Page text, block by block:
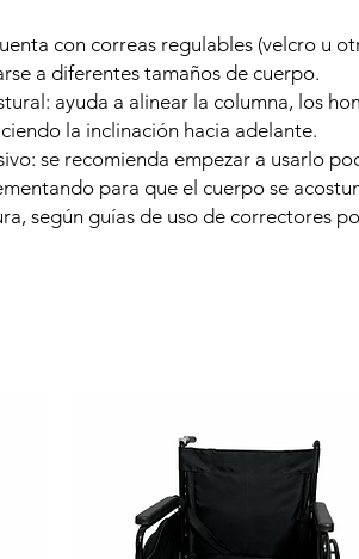
con correas regulables (velcro u
a diferentes tamaños de cuerpo.
ayuda a alinear la columna, los
la inclinación hacia adelante.
se recomienda empezar a usarlo
para que el cuerpo se
según guías de uso de correctores